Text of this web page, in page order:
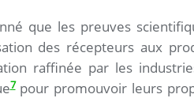
que les preuves
des récepteurs aux
raffinée par les
7pour promouvoir leurs